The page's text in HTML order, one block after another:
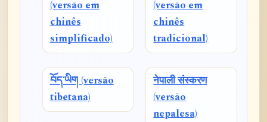
(versão em
chinês
simplificado)
(versão em
chinês
tradicional)
བོད་ཡིག (versão
tibetana)
नेपाली संस्करण
(versão
nepalesa)